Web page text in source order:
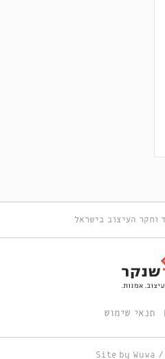
וחקר העיצוב בישראל
תנאי שימוש
Site by Wuwa /